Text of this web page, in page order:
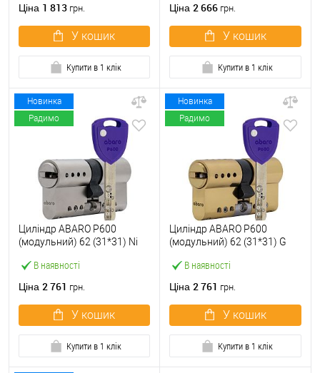
Ціна 1 813 грн.
У кошик
Купити в 1 клік
Ціна 2 666 грн.
У кошик
Купити в 1 клік
Новинка
Радимо
В наявності
Циліндр ABARO P600
(модульний) 62 (31*31) Ni
Ціна 2 761 грн.
У кошик
Купити в 1 клік
Новинка
Радимо
В наявності
Циліндр ABARO P600
(модульний) 62 (31*31) G
Ціна 2 761 грн.
У кошик
Купити в 1 клік